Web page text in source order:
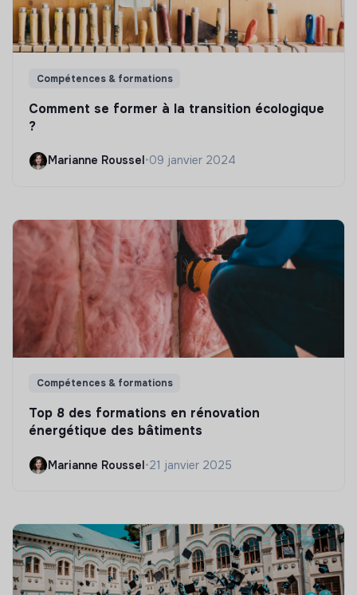
Compétences & formations
Comment se former à la transition écologique
?
Marianne Roussel•09 janvier 2024
Compétences & formations
Top 8 des formations en rénovation
énergétique des bâtiments
Marianne Roussel•21 janvier 2025